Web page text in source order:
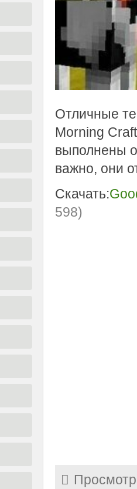
Отличные
Morning
выполнены
важно, они
Cкачать:
598)